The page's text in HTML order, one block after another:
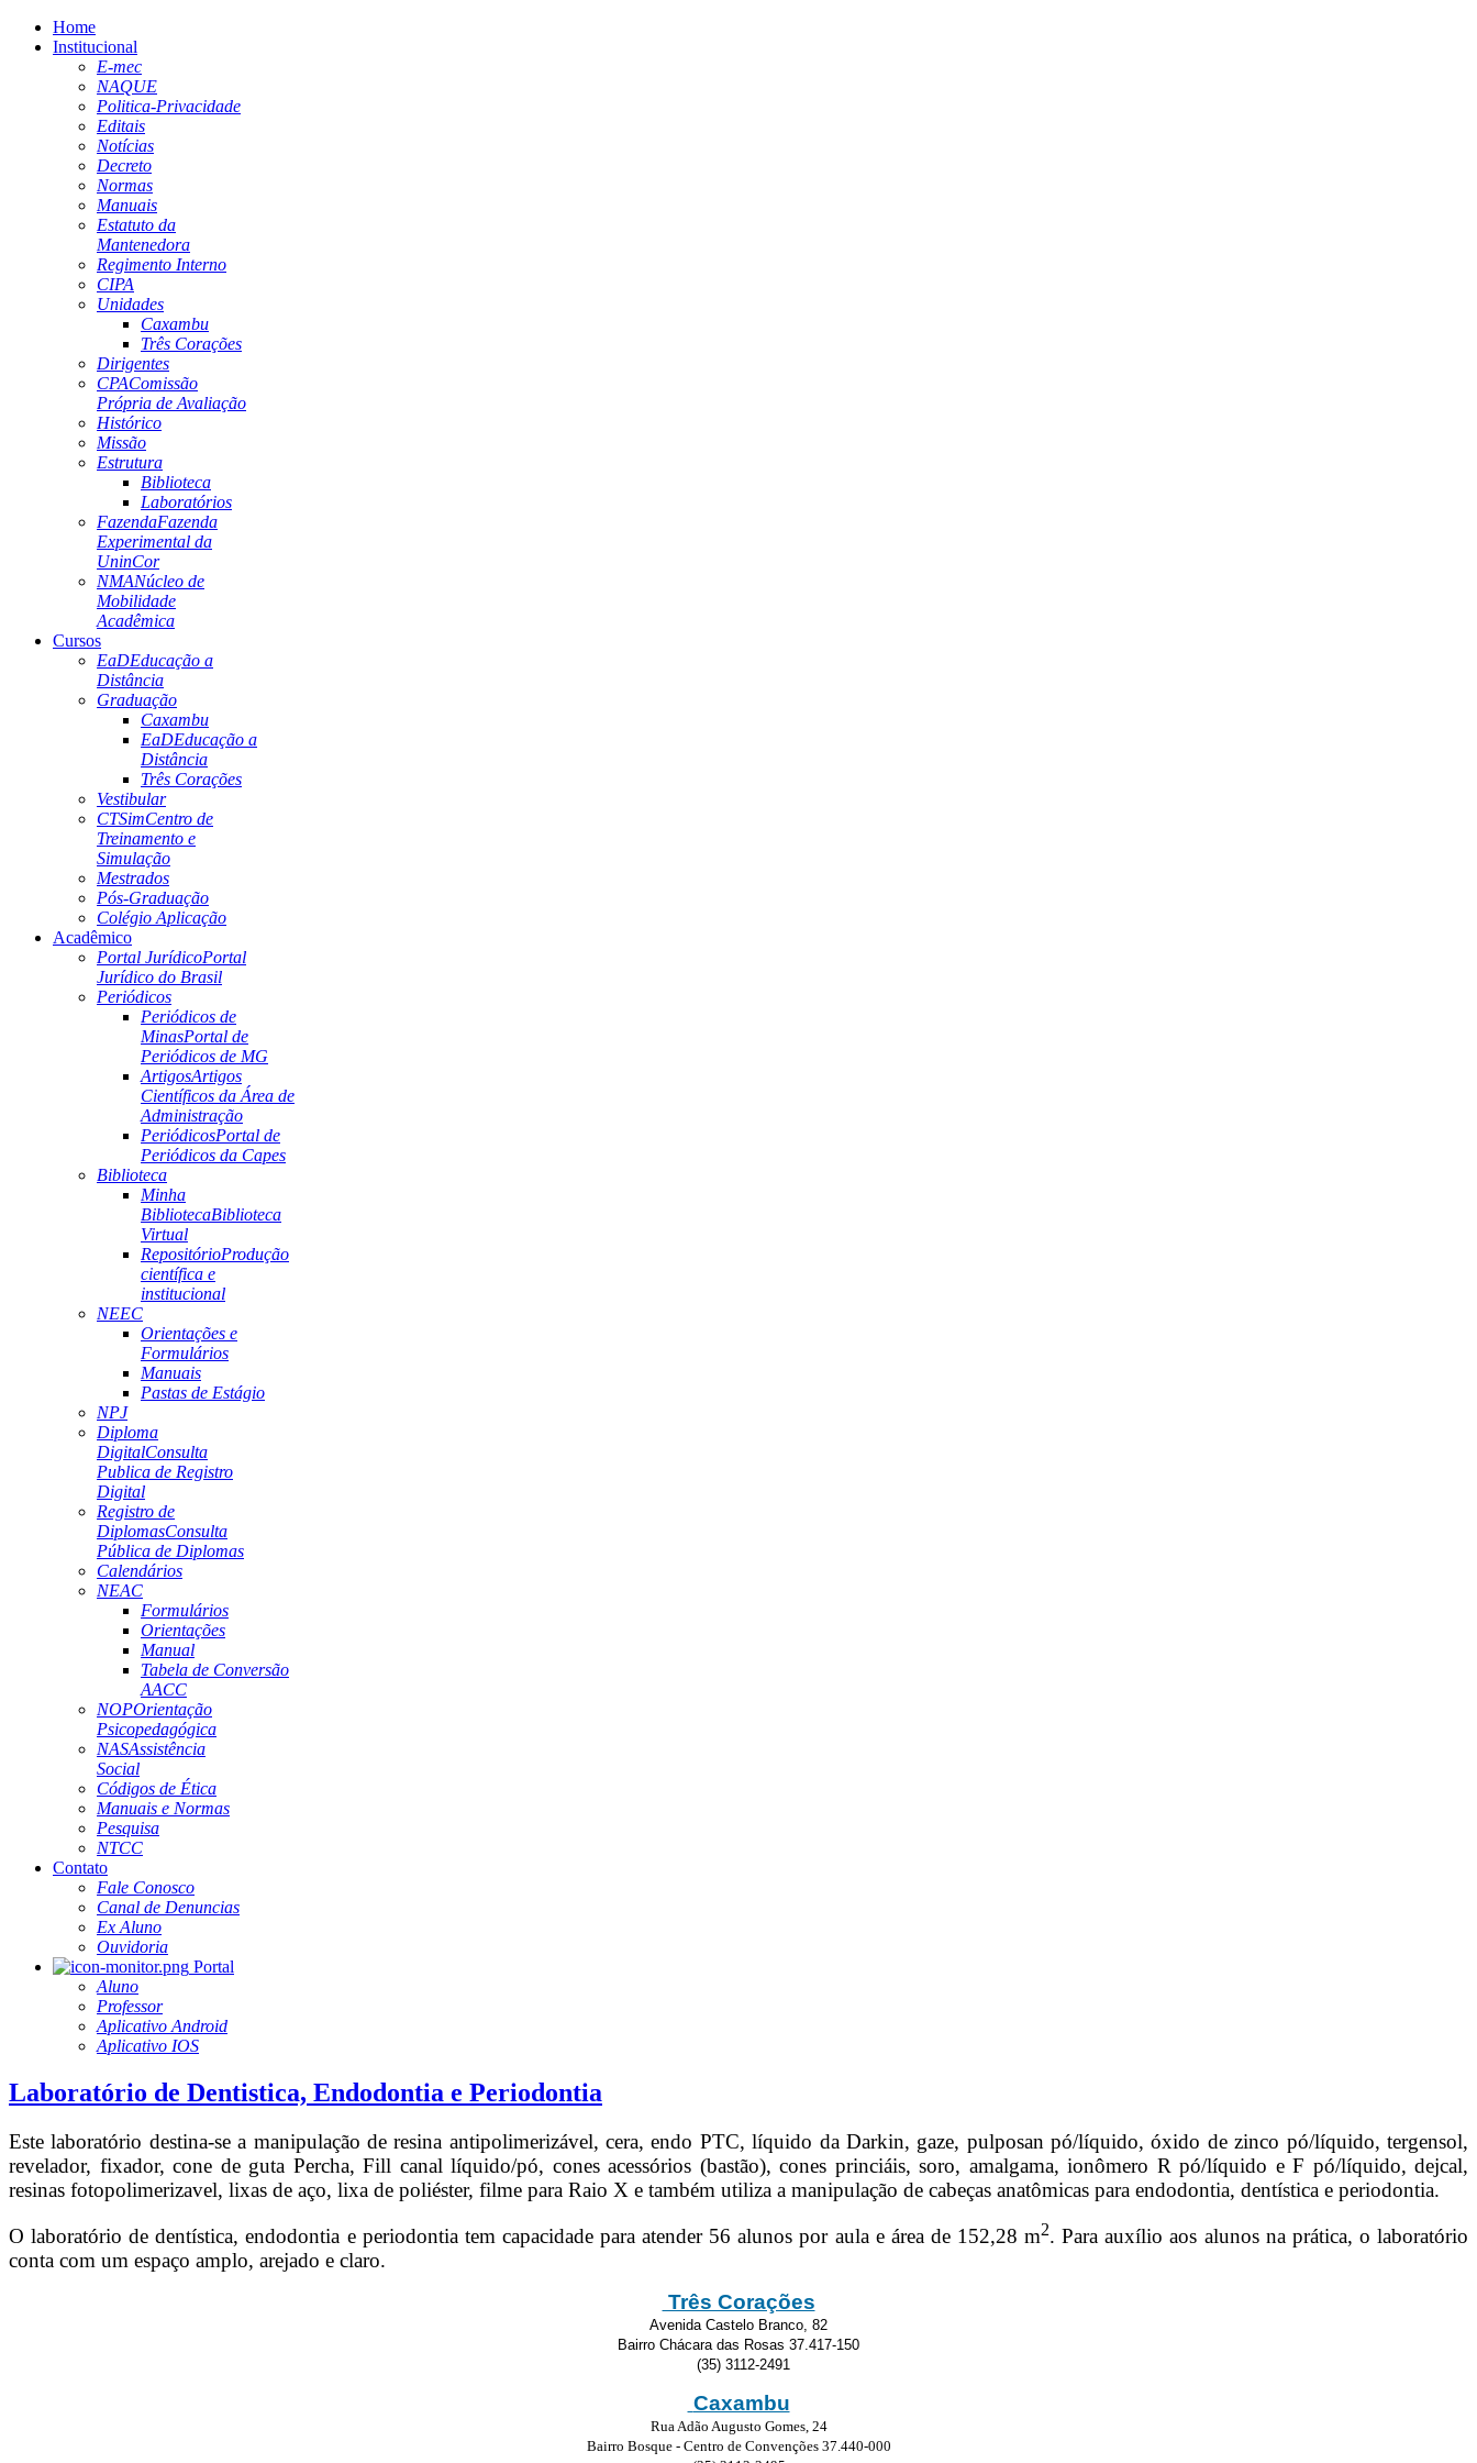
Home
Institucional
E-mec
NAQUE
Politica-Privacidade
Editais
Notícias
Decreto
Normas
Manuais
Estatuto da
Mantenedora
Regimento Interno
CIPA
Unidades
Caxambu
Três Corações
Dirigentes
CPAComissão
Própria de Avaliação
Histórico
Missão
Estrutura
Biblioteca
Laboratórios
FazendaFazenda
Experimental da
UninCor
NMANúcleo de
Mobilidade
Acadêmica
Cursos
EaDEducação a
Distância
Graduação
Caxambu
EaDEducação a
Distância
Três Corações
Vestibular
CTSimCentro de
Treinamento e
Simulação
Mestrados
Pós-Graduação
Colégio Aplicação
Acadêmico
Portal JurídicoPortal
Jurídico do Brasil
Periódicos
Periódicos de
MinasPortal de
Periódicos de MG
ArtigosArtigos
Científicos da Área de
Administração
PeriódicosPortal de
Periódicos da Capes
Biblioteca
Minha
BibliotecaBiblioteca
Virtual
RepositórioProdução
científica e
institucional
NEEC
Orientações e
Formulários
Manuais
Pastas de Estágio
NPJ
Diploma
DigitalConsulta
Publica de Registro
Digital
Registro de
DiplomasConsulta
Pública de Diplomas
Calendários
NEAC
Formulários
Orientações
Manual
Tabela de Conversão
AACC
NOPOrientação
Psicopedagógica
NASAssistência
Social
Códigos de Ética
Manuais e Normas
Pesquisa
NTCC
Contato
Fale Conosco
Canal de Denuncias
Ex Aluno
Ouvidoria
Portal
Aluno
Professor
Aplicativo Android
Aplicativo IOS
Laboratório de Dentistica, Endodontia e Periodontia
Este laboratório destina-se a manipulação de resina antipolimerizável, cera, endo PTC, líquido da Darkin, gaze, pulposan pó/líquido, óxido de zinco pó/líquido, tergensol,
revelador, fixador, cone de guta Percha, Fill canal líquido/pó, cones acessórios (bastão), cones princiáis, soro, amalgama, ionômero R pó/líquido e F pó/líquido, dejcal,
resinas fotopolimerizavel, lixas de aço, lixa de poliéster, filme para Raio X e também utiliza a manipulação de cabeças anatômicas para endodontia, dentística e periodontia.
O laboratório de dentística, endodontia e periodontia tem capacidade para atender 56 alunos por aula e área de 152,28 m2. Para auxílio aos alunos na prática, o laboratório
conta com um espaço amplo, arejado e claro.
Três Corações
Avenida Castelo Branco, 82
Bairro Chácara das Rosas 37.417-150
(35) 3112-2491
Caxambu
Rua Adão Augusto Gomes, 24
Bairro Bosque - Centro de Convenções 37.440-000